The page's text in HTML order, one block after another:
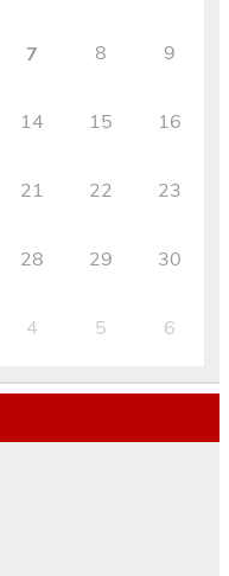
7 8 9
14 15 16
21 22 23
28 29 30
4 5 6